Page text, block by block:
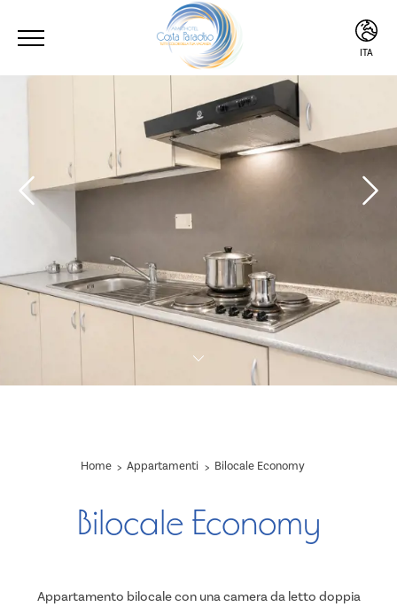
ITA
Home Appartamenti Bilocale Economy
Bilocale Economy
Appartamento bilocale con una camera da letto doppia